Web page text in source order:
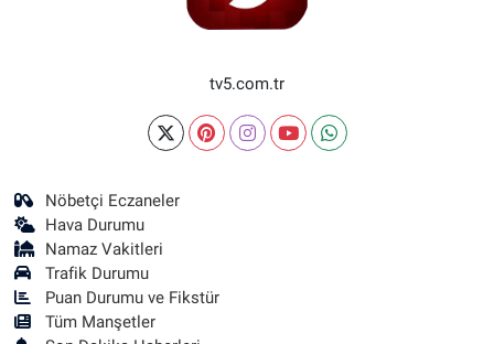
tv5.com.tr
Nöbetçi Eczaneler
Hava Durumu
Namaz Vakitleri
Trafik Durumu
Puan Durumu ve Fikstür
Tüm Manşetler